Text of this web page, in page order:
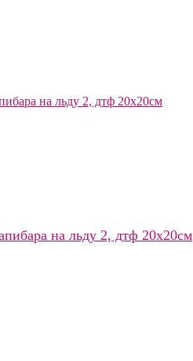
на льду 2, дтф 20х20см